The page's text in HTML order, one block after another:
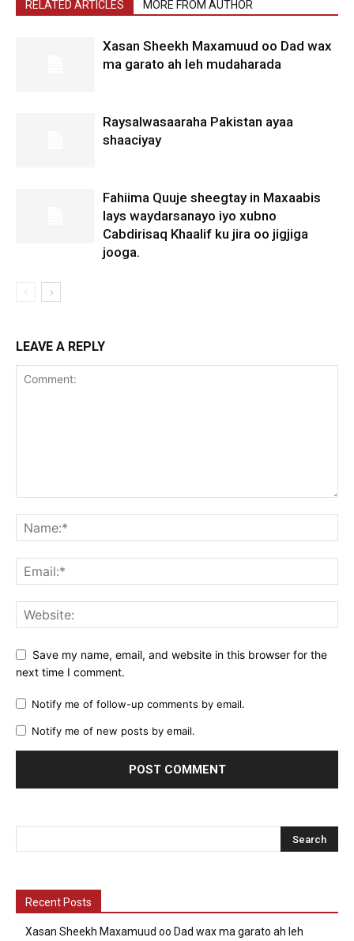
RELATED ARTICLES MORE FROM AUTHOR
Xasan Sheekh Maxamuud oo Dad wax
ma garato ah leh mudaharada
Raysalwasaaraha Pakistan ayaa
shaaciyay
Fahiima Quuje sheegtay in Maxaabis
lays waydarsanayo iyo xubno
Cabdirisaq Khaalif ku jira oo jigjiga
jooga.
LEAVE A REPLY
Save my name, email, and website in this browser for the
next time I comment.
Notify me of follow-up comments by email.
Notify me of new posts by email.
Recent Posts
Xasan Sheekh Maxamuud oo Dad wax ma garato ah leh